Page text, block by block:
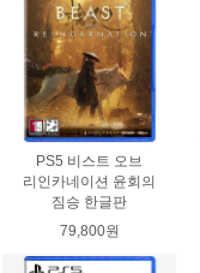
PS5 비스트 오브
리인카네이션 윤회의
짐승 한글판
79,800원